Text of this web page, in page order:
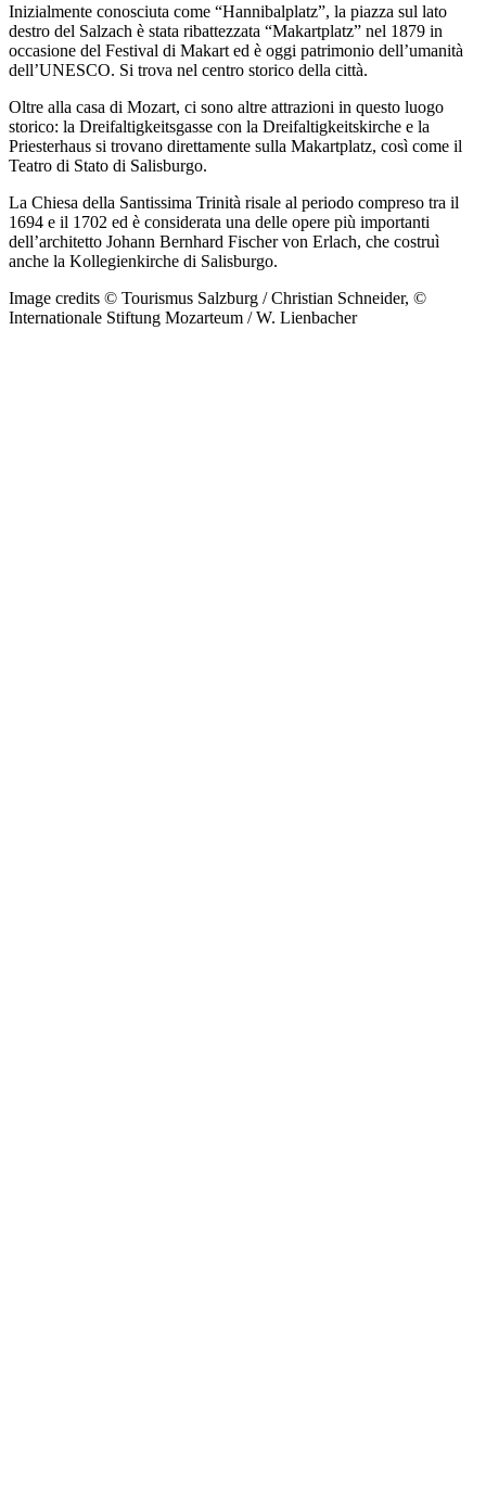
Inizialmente conosciuta come “Hannibalplatz”, la piazza sul lato
destro del Salzach è stata ribattezzata “Makartplatz” nel 1879 in
occasione del Festival di Makart ed è oggi patrimonio dell’umanità
dell’UNESCO. Si trova nel centro storico della città.
Oltre alla casa di Mozart, ci sono altre attrazioni in questo luogo
storico: la Dreifaltigkeitsgasse con la Dreifaltigkeitskirche e la
Priesterhaus si trovano direttamente sulla Makartplatz, così come il
Teatro di Stato di Salisburgo.
La Chiesa della Santissima Trinità risale al periodo compreso tra il
1694 e il 1702 ed è considerata una delle opere più importanti
dell’architetto Johann Bernhard Fischer von Erlach, che costruì
anche la Kollegienkirche di Salisburgo.
Image credits © Tourismus Salzburg / Christian Schneider, ©
Internationale Stiftung Mozarteum / W. Lienbacher